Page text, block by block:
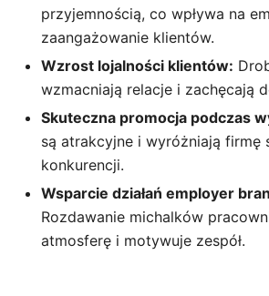
przyjemnością, co wpływa na
zaangażowanie klientów.
Wzrost lojalności klientów:
wzmacniają relacje i zachęcają
Skuteczna promocja podczas
są atrakcyjne i wyróżniają firmę
konkurencji.
Wsparcie działań employer
Rozdawanie michalków
atmosferę i motywuje zespół.